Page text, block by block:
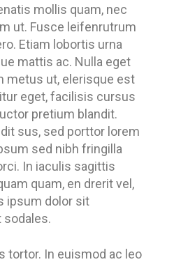
mollis quam, nec
ut. Fusce leifenrutrum
Etiam lobortis urna
mattis ac. Nulla eget
metus ut, elerisque est
eget, facilisis cursus
pretium blandit.
sus, sed porttor lorem
sed nibh fringilla
In iaculis sagittis
quam, en drerit vel,
ipsum dolor sit
tortor. In euismod ac leo